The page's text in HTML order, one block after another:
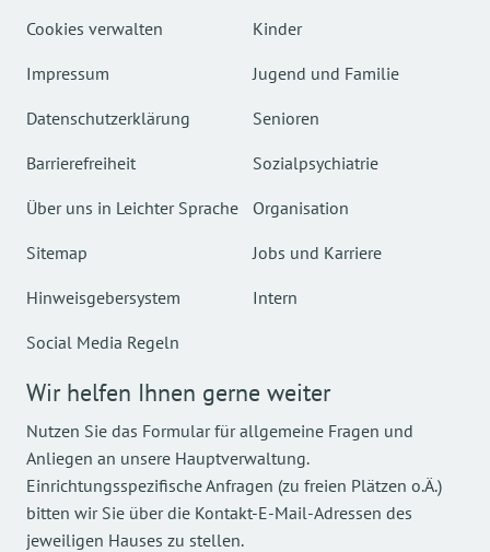
Cookies verwalten
Impressum
Datenschutzerklärung
Barrierefreiheit
Über uns in Leichter Sprache
Sitemap
Hinweisgebersystem
Social Media Regeln
Kinder
Jugend und Familie
Senioren
Sozialpsychiatrie
Organisation
Jobs und Karriere
Intern
Wir helfen Ihnen gerne weiter
Nutzen Sie das Formular für allgemeine Fragen und
Anliegen an unsere Hauptverwaltung.
Einrichtungsspezifische Anfragen (zu freien Plätzen o.Ä.)
bitten wir Sie über die Kontakt-E-Mail-Adressen des
jeweiligen Hauses zu stellen.